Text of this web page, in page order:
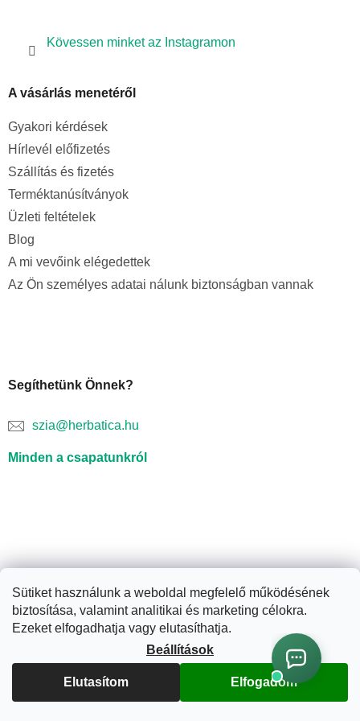
Sütiket használunk a weboldal megfelelő működésének
biztosítása, valamint analitikai és marketing célokra.
Ezeket elfogadhatja vagy elutasíthatja.
Beállítások
Elutasítom Elfogadom
Kövessen minket az Instagramon
A vásárlás menetéről
Gyakori kérdések
Hírlevél előfizetés
Szállítás és fizetés
Terméktanúsítványok
Üzleti feltételek
Blog
A mi vevőink elégedettek
Az Ön személyes adatai nálunk biztonságban vannak
Segíthetünk Önnek?
szia@herbatica.hu
Minden a csapatunkról
Shoptet készítette
Copyright 2026Herbatica.hu. Minden jog fenntartva.Süti
beállítások szerkesztése